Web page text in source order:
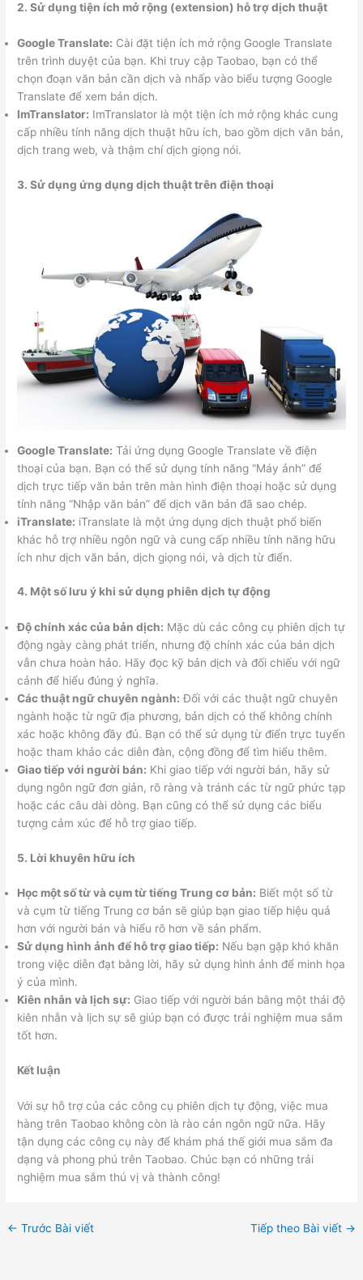
2. Sử dụng tiện ích mở rộng (extension) hỗ trợ dịch thuật
Google Translate: Cài đặt tiện ích mở rộng Google Translate
trên trình duyệt của bạn. Khi truy cập Taobao, bạn có thể
chọn đoạn văn bản cần dịch và nhấp vào biểu tượng Google
Translate để xem bản dịch.
ImTranslator: ImTranslator là một tiện ích mở rộng khác cung
cấp nhiều tính năng dịch thuật hữu ích, bao gồm dịch văn bản,
dịch trang web, và thậm chí dịch giọng nói.
3. Sử dụng ứng dụng dịch thuật trên điện thoại
Google Translate: Tải ứng dụng Google Translate về điện
thoại của bạn. Bạn có thể sử dụng tính năng “Máy ảnh” để
dịch trực tiếp văn bản trên màn hình điện thoại hoặc sử dụng
tính năng “Nhập văn bản” để dịch văn bản đã sao chép.
iTranslate: iTranslate là một ứng dụng dịch thuật phổ biến
khác hỗ trợ nhiều ngôn ngữ và cung cấp nhiều tính năng hữu
ích như dịch văn bản, dịch giọng nói, và dịch từ điển.
4. Một số lưu ý khi sử dụng phiên dịch tự động
Độ chính xác của bản dịch: Mặc dù các công cụ phiên dịch tự
động ngày càng phát triển, nhưng độ chính xác của bản dịch
vẫn chưa hoàn hảo. Hãy đọc kỹ bản dịch và đối chiếu với ngữ
cảnh để hiểu đúng ý nghĩa.
Các thuật ngữ chuyên ngành: Đối với các thuật ngữ chuyên
ngành hoặc từ ngữ địa phương, bản dịch có thể không chính
xác hoặc không đầy đủ. Bạn có thể sử dụng từ điển trực tuyến
hoặc tham khảo các diễn đàn, cộng đồng để tìm hiểu thêm.
Giao tiếp với người bán: Khi giao tiếp với người bán, hãy sử
dụng ngôn ngữ đơn giản, rõ ràng và tránh các từ ngữ phức tạp
hoặc các câu dài dòng. Bạn cũng có thể sử dụng các biểu
tượng cảm xúc để hỗ trợ giao tiếp.
5. Lời khuyên hữu ích
Học một số từ và cụm từ tiếng Trung cơ bản: Biết một số từ
và cụm từ tiếng Trung cơ bản sẽ giúp bạn giao tiếp hiệu quả
hơn với người bán và hiểu rõ hơn về sản phẩm.
Sử dụng hình ảnh để hỗ trợ giao tiếp: Nếu bạn gặp khó khăn
trong việc diễn đạt bằng lời, hãy sử dụng hình ảnh để minh họa
ý của mình.
Kiên nhẫn và lịch sự: Giao tiếp với người bán bằng một thái độ
kiên nhẫn và lịch sự sẽ giúp bạn có được trải nghiệm mua sắm
tốt hơn.
Kết luận
Với sự hỗ trợ của các công cụ phiên dịch tự động, việc mua
hàng trên Taobao không còn là rào cản ngôn ngữ nữa. Hãy
tận dụng các công cụ này để khám phá thế giới mua sắm đa
dạng và phong phú trên Taobao. Chúc bạn có những trải
nghiệm mua sắm thú vị và thành công!
← Trước Bài viết Tiếp theo Bài viết →